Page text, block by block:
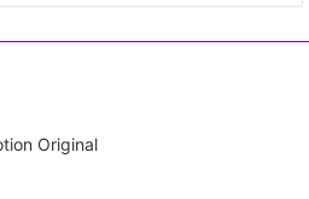
Original